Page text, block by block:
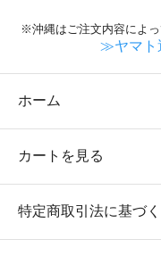
※沖縄はご注文内容によっ
≫ヤマト
ホーム
カートを見る
特定商取引法に基づ